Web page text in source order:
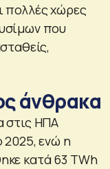
πολλές χώρες
που
άνθρακα
στις ΗΠΑ
2025, ενώ η
κατά 63 TWh